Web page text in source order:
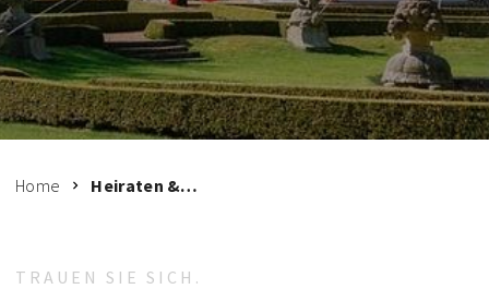
Home Heiraten & Feiern
TRAUEN SIE SICH.